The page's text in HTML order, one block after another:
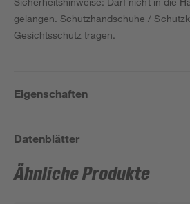
gelangen. Schutzhandschuhe /
Gesichtsschutz tragen.
Eigenschaften
Datenblätter
Ähnliche Produkte